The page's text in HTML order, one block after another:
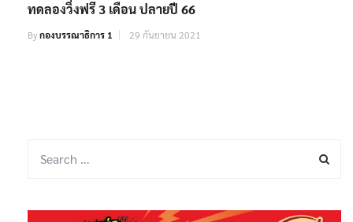
ทดลองวิ่งฟรี 3 เดือน ปลายปี 66
Byกองบรรณาธิการ 1 29 กันยายน 2021